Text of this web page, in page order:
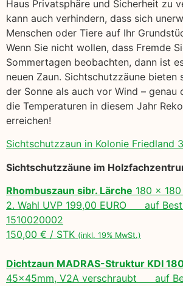
Haus Privatsphäre und Sicherheit zu
kann auch verhindern, dass sich
Menschen oder Tiere auf Ihr
Wenn Sie nicht wollen, dass Fremde
Sommertagen beobachten, dann ist
neuen Zaun. Sichtschutzzäune
der Sonne als auch vor Wind – genau
die Temperaturen in diesem Jahr
erreichen!
Sichtschutzzaun in Kolonie Friedland
Sichtschutzzäune im
Rhombuszaun sibr. Lärche 180 x
2. Wahl UVP 199,00 EURO auf
1510020002
150,00 € / STK (inkl. 19% MwSt.)
Dichtzaun MADRAS-Struktur KDI
45x45mm, V2A verschraubt auf